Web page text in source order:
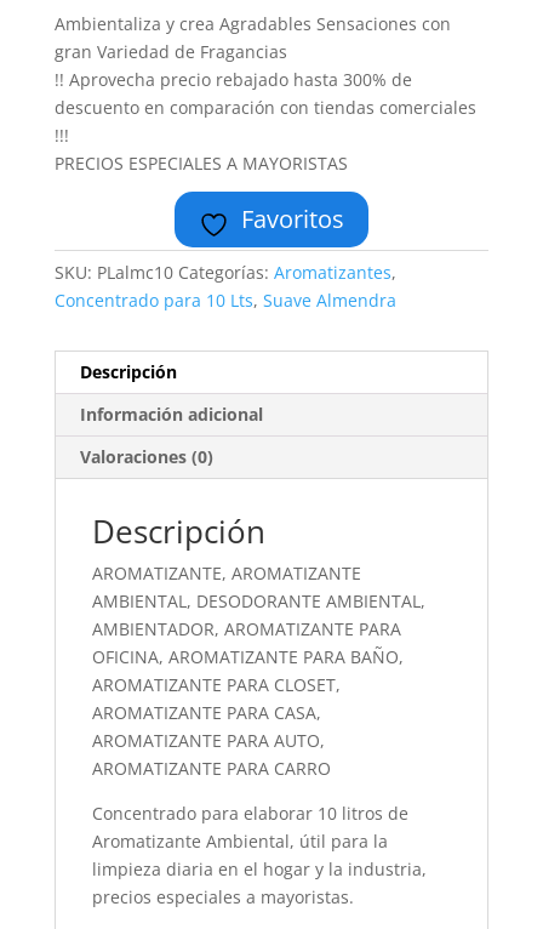
Ambientaliza y crea Agradables Sensaciones con
gran Variedad de Fragancias
!! Aprovecha precio rebajado hasta 300% de
descuento en comparación con tiendas comerciales
!!!
PRECIOS ESPECIALES A MAYORISTAS
Favoritos
SKU: PLalmc10 Categorías: Aromatizantes,
Concentrado para 10 Lts, Suave Almendra
Descripción
Información adicional
Valoraciones (0)
Descripción
AROMATIZANTE, AROMATIZANTE
AMBIENTAL, DESODORANTE AMBIENTAL,
AMBIENTADOR, AROMATIZANTE PARA
OFICINA, AROMATIZANTE PARA BAÑO,
AROMATIZANTE PARA CLOSET,
AROMATIZANTE PARA CASA,
AROMATIZANTE PARA AUTO,
AROMATIZANTE PARA CARRO
Concentrado para elaborar 10 litros de
Aromatizante Ambiental, útil para la
limpieza diaria en el hogar y la industria,
precios especiales a mayoristas.